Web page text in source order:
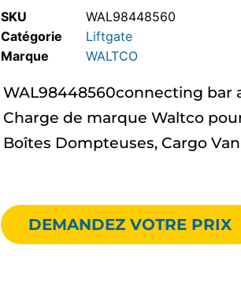
SKU
WAL98448560
Catégorie
Liftgate
WALTCO
WAL98448560connecting bar
Charge de marque Waltco
Boîtes Dompteuses, Cargo
DEMANDEZ VOTRE PRIX